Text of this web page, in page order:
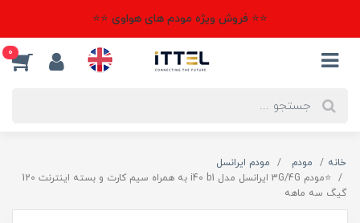
⭐⭐ فروش ویژه مودم های هواوی ⭐⭐
0
خانه مودم
مودم ایرانسل
⭐مودم 3G/4G ایرانسل مدل i40 b1 به همراه سیم کارت و بسته اینترنت 120
گیگ سه ماهه